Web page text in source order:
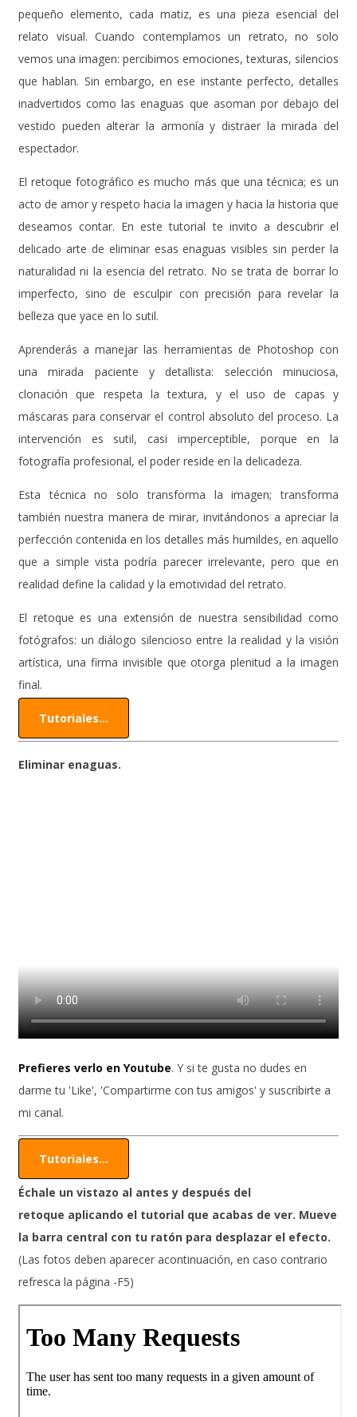
pequeño elemento, cada matiz, es una pieza esencial del
relato visual. Cuando contemplamos un retrato, no solo
vemos una imagen: percibimos emociones, texturas, silencios
que hablan. Sin embargo, en ese instante perfecto, detalles
inadvertidos como las enaguas que asoman por debajo del
vestido pueden alterar la armonía y distraer la mirada del
espectador.
El retoque fotográfico es mucho más que una técnica; es un
acto de amor y respeto hacia la imagen y hacia la historia que
deseamos contar. En este tutorial te invito a descubrir el
delicado arte de eliminar esas enaguas visibles sin perder la
naturalidad ni la esencia del retrato. No se trata de borrar lo
imperfecto, sino de esculpir con precisión para revelar la
belleza que yace en lo sutil.
Aprenderás a manejar las herramientas de Photoshop con
una mirada paciente y detallista: selección minuciosa,
clonación que respeta la textura, y el uso de capas y
máscaras para conservar el control absoluto del proceso. La
intervención es sutil, casi imperceptible, porque en la
fotografía profesional, el poder reside en la delicadeza.
Esta técnica no solo transforma la imagen; transforma
también nuestra manera de mirar, invitándonos a apreciar la
perfección contenida en los detalles más humildes, en aquello
que a simple vista podría parecer irrelevante, pero que en
realidad define la calidad y la emotividad del retrato.
El retoque es una extensión de nuestra sensibilidad como
fotógrafos: un diálogo silencioso entre la realidad y la visión
artística, una firma invisible que otorga plenitud a la imagen
final.
Tutoriales...
Eliminar enaguas.
Prefieres verlo en Youtube. Y si te gusta no dudes en
darme tu 'Like', 'Compartirme con tus amigos' y suscribirte a
mi canal.
Tutoriales...
Échale un vistazo al antes y después del
retoque aplicando el tutorial que acabas de ver. Mueve
la barra central con tu ratón para desplazar el efecto.
(Las fotos deben aparecer acontinuación, en caso contrario
refresca la página -F5)